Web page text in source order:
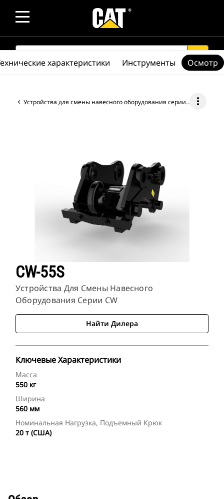
SEARCH search
Устройства для смены навесного оборудования серии CW more_vert
CW-55S
Устройства Для Смены Навесного
Оборудования Серии CW
Найти Дилера
Ключевые Характеристики
Масса
550 кг
Ширина
560 мм
Номинальная Нагрузка, Подъемный Крюк
20 т (США)
характеристики Инструменты Осмотр